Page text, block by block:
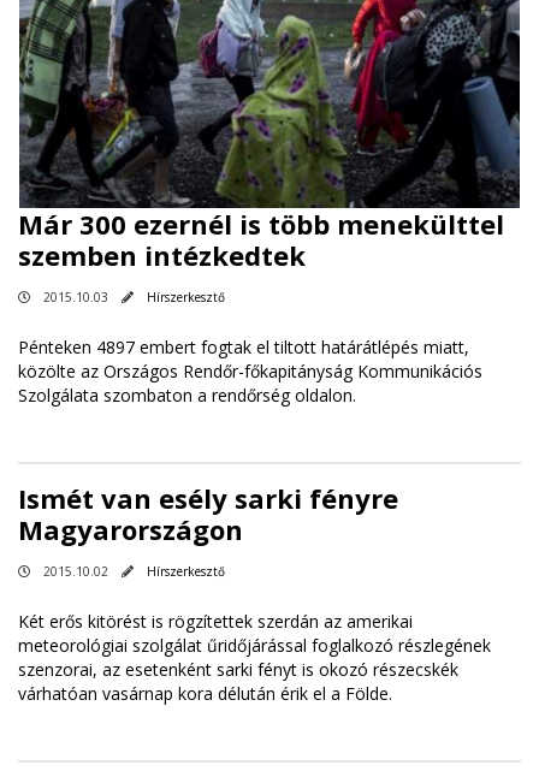
Már 300 ezernél is több menekülttel
szemben intézkedtek
2015.10.03 Hírszerkesztő
Pénteken 4897 embert fogtak el tiltott határátlépés miatt,
közölte az Országos Rendőr-főkapitányság Kommunikációs
Szolgálata szombaton a rendőrség oldalon.
Ismét van esély sarki fényre
Magyarországon
2015.10.02 Hírszerkesztő
Két erős kitörést is rögzítettek szerdán az amerikai
meteorológiai szolgálat űridőjárással foglalkozó részlegének
szenzorai, az esetenként sarki fényt is okozó részecskék
várhatóan vasárnap kora délután érik el a Földe.